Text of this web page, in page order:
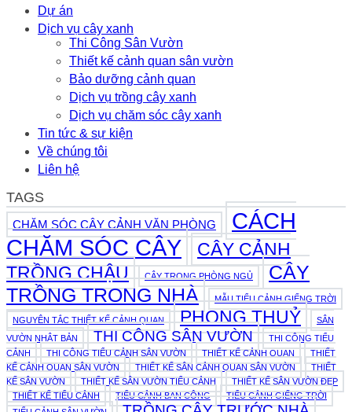
Dự án
Dịch vụ cây xanh
Thi Công Sân Vườn
Thiết kế cảnh quan sân vườn
Bảo dưỡng cảnh quan
Dịch vụ trồng cây xanh
Dịch vụ chăm sóc cây xanh
Tin tức & sự kiện
Về chúng tôi
Liên hệ
TAGS
CHĂM SÓC CÂY CẢNH VĂN PHÒNG
CÁCH
CHĂM SÓC CÂY
CÂY CẢNH
TRỒNG CHẬU
CÂY TRONG PHÒNG NGỦ
CÂY
TRỒNG TRONG NHÀ
MẪU TIỂU CẢNH GIẾNG TRỜI
NGUYÊN TẮC THIẾT KẾ CẢNH QUAN PHONG THUỶ
SÂN
VƯỜN NHẬT BẢN
THI CÔNG SÂN VƯỜN
THI CÔNG TIỂU
CẢNH
THI CÔNG TIỂU CẢNH SÂN VƯỜN THIẾT KẾ CẢNH QUAN
THIẾT
KẾ CẢNH QUAN SÂN VƯỜN
THIẾT KẾ SÂN CẢNH QUAN SÂN VƯỜN
THIẾT
KẾ SÂN VƯỜN
THIẾT KẾ SÂN VƯỜN TIỂU CẢNH
THIẾT KẾ SÂN VƯỜN ĐẸP
THIẾT KẾ TIỂU CẢNH
TIỂU CẢNH BAN CÔNG
TIỂU CẢNH GIẾNG TRỜI